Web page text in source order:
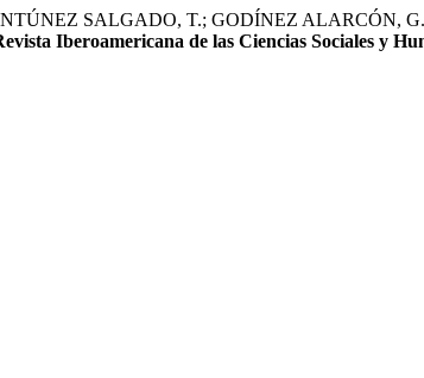
SALGADO, T.; GODÍNEZ ALARCÓN,
Iberoamericana de las Ciencias Sociales y